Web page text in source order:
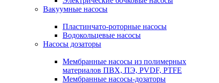
Вакуумные насосы
Пластинчато-роторные насосы
Водокольцевые насосы
Насосы дозаторы
Мембранные насосы из полимерных
материалов ПВХ, ПЭ, PVDF, PTFE
Мембранные насосы-дозаторы